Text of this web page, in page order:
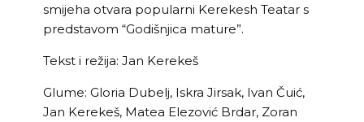
smijeha otvara popularni Kerekesh Teatar s
predstavom “Godišnjica mature”.
Tekst i režija: Jan Kerekeš
Glume: Gloria Dubelj, Iskra Jirsak, Ivan Čuić,
Jan Kerekeš, Matea Elezović Brdar, Zoran